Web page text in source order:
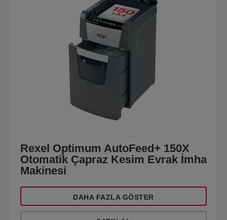
Rexel Optimum AutoFeed+ 150X
Otomatik Çapraz Kesim Evrak İmha
Makinesi
DAHA FAZLA GÖSTER